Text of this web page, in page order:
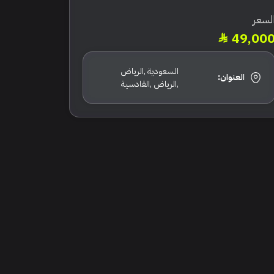
العنوان:
السعودية ,الرياض
,الرياض ,القادسية